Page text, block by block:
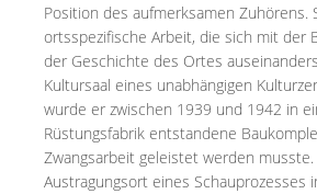
Position des aufmerksamen Zuhörens.
ortsspezifische Arbeit, die sich mit der
der Geschichte des Ortes
Kultursaal eines unabhängigen
wurde er zwischen 1939 und 1942 in
Rüstungsfabrik entstandene
Zwangsarbeit geleistet werden musste.
Austragungsort eines Schauprozesses